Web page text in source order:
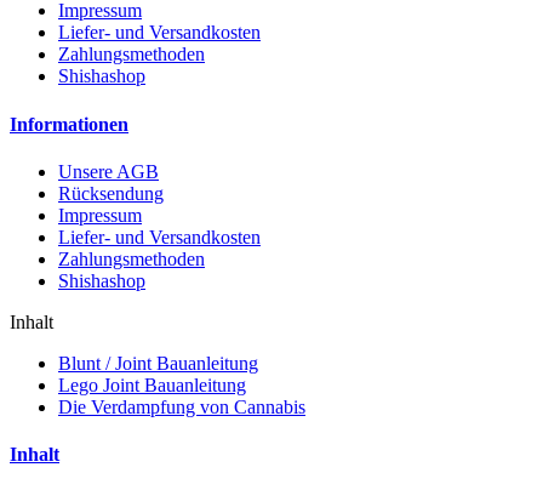
Impressum
Liefer- und Versandkosten
Zahlungsmethoden
Shishashop
Informationen
Unsere AGB
Rücksendung
Impressum
Liefer- und Versandkosten
Zahlungsmethoden
Shishashop
Inhalt
Blunt / Joint Bauanleitung
Lego Joint Bauanleitung
Die Verdampfung von Cannabis
Inhalt